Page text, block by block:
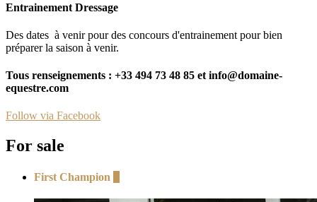
Entrainement Dressage
Des dates à venir pour des concours d'entrainement pour bien
préparer la saison à venir.
Tous renseignements : +33 494 73 48 85 et info@domaine-
equestre.com
Follow via Facebook
For sale
First Champion